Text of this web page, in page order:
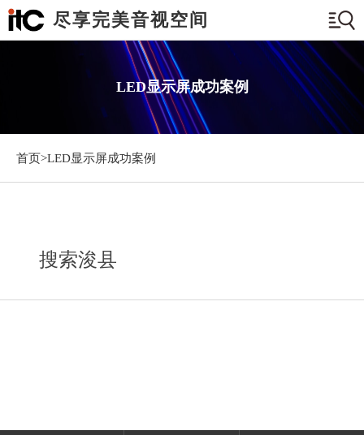
尽享完美音视空间
LED显示屏成功案例
首页>LED显示屏成功案例
搜索浚县